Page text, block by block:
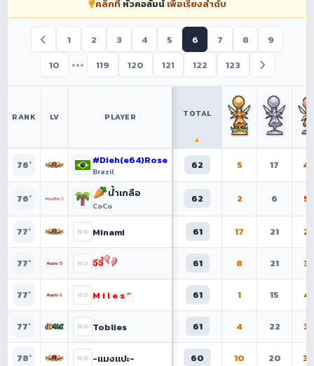
คลิกที่ หัวคอลัมน์เพื่อเรียงลำดับ
1 2 3 4 5 6 7 8
9
10
••• 119 120 121 122 123
RANK LV PLAYER TOTAL
▲
76° #Dieh(e64)Rose
Brazil
62 5 17
76° น้ำเกลือ
CoCo
62 2 6
77° Minami 61 17 21 23
77° จีจี้ 61 8 21 32
77° M i l e s ‘` 61 1 15
77° Toblies 61 4 22 35
78° -แมงเเปะ- 60 10 20